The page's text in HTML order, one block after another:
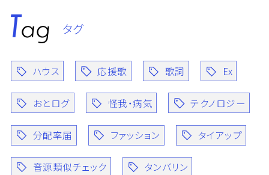
タグ
ハウス 応援歌 歌詞 Ex
おとログ 怪我・病気 テクノロジー
分配率届 ファッション タイアップ
音源類似チェック タンバリン